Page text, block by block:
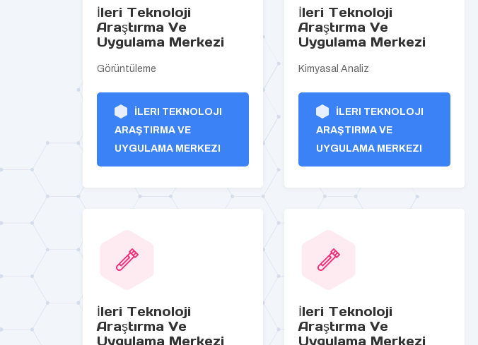
İleri Teknoloji
Araştırma Ve
Uygulama Merkezi
Görüntüleme
İLERI TEKNOLOJI
ARAŞTIRMA VE
UYGULAMA MERKEZI
İleri Teknoloji
Araştırma Ve
Uygulama Merkezi
Kimyasal Analiz
İLERI TEKNOLOJI
ARAŞTIRMA VE
UYGULAMA MERKEZI
İleri Teknoloji
Araştırma Ve
Uygulama Merkezi
İleri Teknoloji
Araştırma Ve
Uygulama Merkezi